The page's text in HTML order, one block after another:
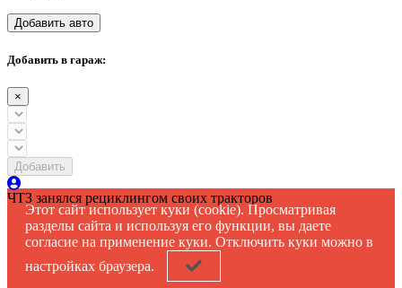
Добавить авто
Добавить в гараж:
×
Добавить
ЧТЗ занялся рециклингом своих тракторов
Этот сайт использует куки (cookie). Просматривая
разделы сайта и используя его функции, вы даете
согласие на применение куки. Отключить куки можно в
настройках браузера.